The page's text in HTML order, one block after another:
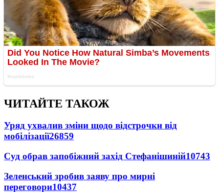
ЧИТАЙТЕ ТАКОЖ
Уряд ухвалив зміни щодо відстрочки від
мобілізації26859
Суд обрав запобіжний захід Стефанішиній10743
Зеленський зробив заяву про мирні
переговори10437